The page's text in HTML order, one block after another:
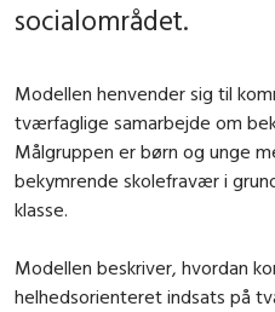
socialområdet.
Modellen henvender sig til
tvær­faglige samarbejde om
Målgruppen er børn og unge
bekymrende skolefravær i
klasse.
Modellen beskriver, hvordan
helhedsorienteret indsats på